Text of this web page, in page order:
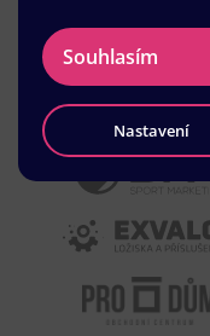
Souhlasím
Nastavení